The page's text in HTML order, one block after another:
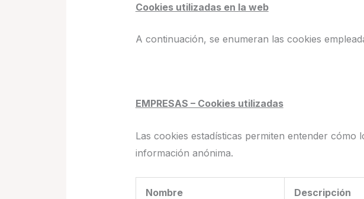
Cookies utilizadas en la web
A continuación, se enumeran las cookies
EMPRESAS – Cookies utilizadas
Las cookies estadísticas permiten entender
información anónima.
Nombre Descripción